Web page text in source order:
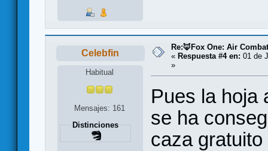
Celebfin
Habitual
Mensajes: 161
Distinciones
Re:🦊Fox One: Air
« Respuesta #4 en: 01 de
»
Pues la hoja
se ha
caza